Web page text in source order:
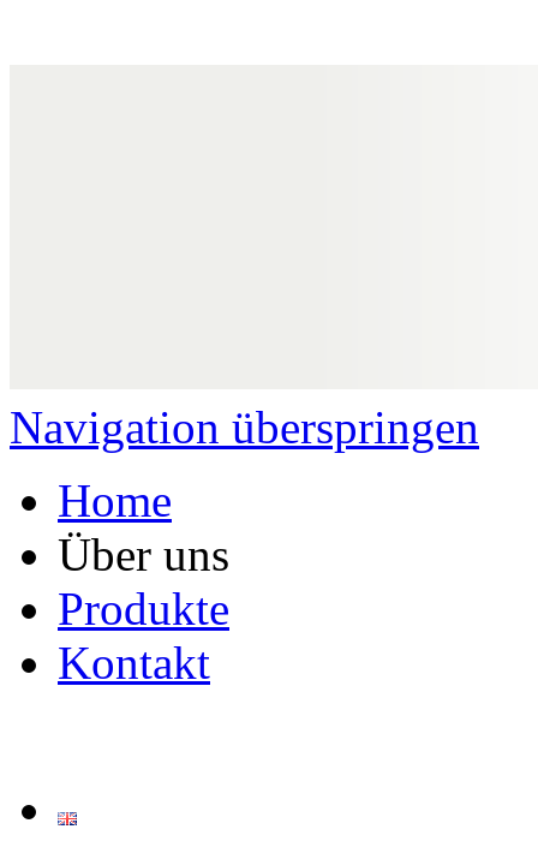
Navigation überspringen
Home
Über uns
Produkte
Kontakt